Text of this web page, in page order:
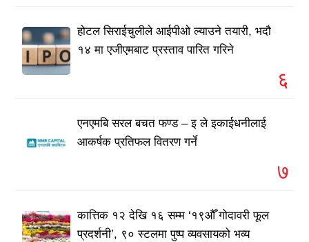
होटल सिराईचुलीले आईपीओ ल्याउने तयारी, भदौ
१४ मा एजीएमबाट प्रस्ताव पारित गरिने
६
एनएमबि सरल बचत फण्ड – इ ले इकाईधनीलाई
आकर्षक प्रतिफल वितरण गर्ने
७
कात्तिक १२ देखि १६ सम्म ‘१९औँ गोदावरी फूल
प्रदर्शनी’, ९० स्टलमा पुष्प व्यवसायको भव्य